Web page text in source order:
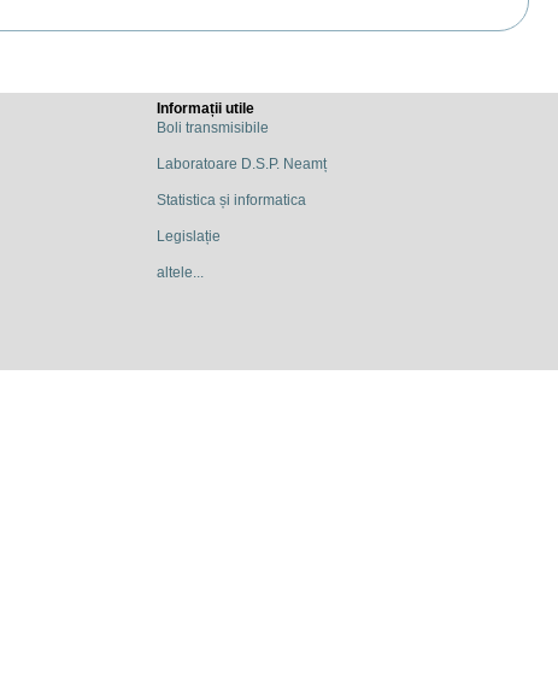
Informații utile
Boli transmisibile
Laboratoare D.S.P. Neamț
Statistica și informatica
Legislație
altele...